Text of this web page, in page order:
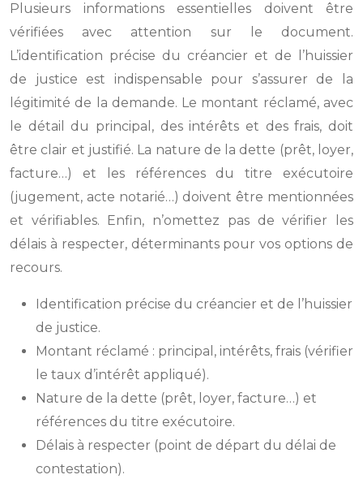
Plusieurs informations essentielles doivent être
vérifiées avec attention sur le document.
L’identification précise du créancier et de l’huissier
de justice est indispensable pour s’assurer de la
légitimité de la demande. Le montant réclamé, avec
le détail du principal, des intérêts et des frais, doit
être clair et justifié. La nature de la dette (prêt, loyer,
facture…) et les références du titre exécutoire
(jugement, acte notarié…) doivent être mentionnées
et vérifiables. Enfin, n’omettez pas de vérifier les
délais à respecter, déterminants pour vos options de
recours.
Identification précise du créancier et de l’huissier
de justice.
Montant réclamé : principal, intérêts, frais (vérifier
le taux d’intérêt appliqué).
Nature de la dette (prêt, loyer, facture…) et
références du titre exécutoire.
Délais à respecter (point de départ du délai de
contestation).